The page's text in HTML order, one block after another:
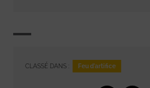
CLASSÉ DANS : Feu d'artifice